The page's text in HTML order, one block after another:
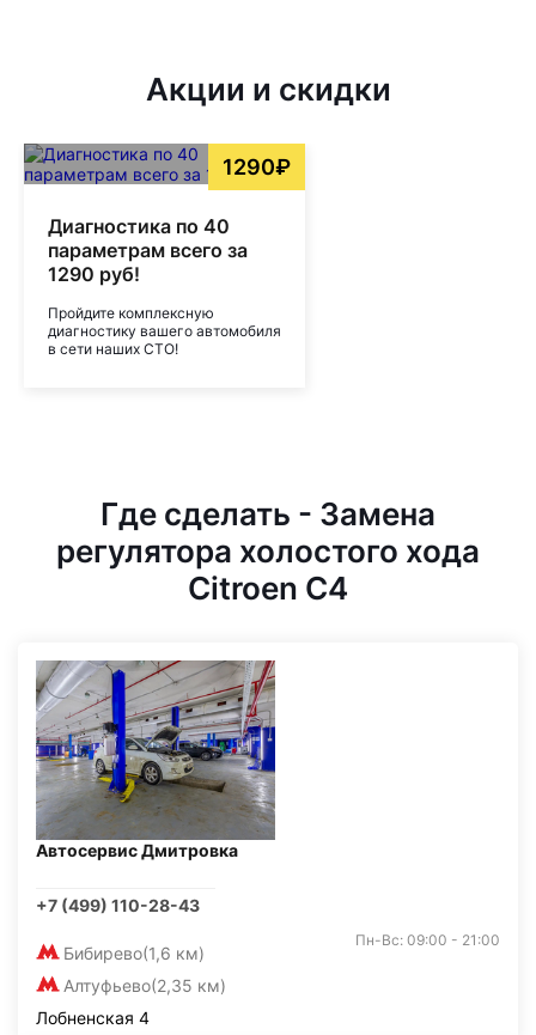
Акции и скидки
1290₽
Диагностика по 40
параметрам всего за
1290 руб!
Пройдите комплексную
диагностику вашего автомобиля
в сети наших СТО!
Где сделать - Замена
регулятора холостого хода
Citroen C4
Автосервис Дмитровка
+7 (499) 110-28-43
Бибирево(1,6 км)
Алтуфьево(2,35 км)
Пн-Вс: 09:00 - 21:00
Лобненская 4